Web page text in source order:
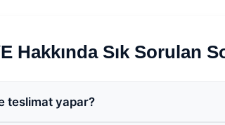
Hakkında Sık Sorulan
teslimat yapar?